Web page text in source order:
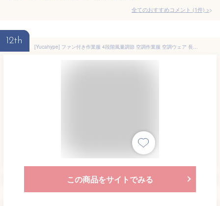
全てのおすすめコメント (1件) >
12th
[Yucahype] ファン付き作業服 4段階風量調節 空調作業服 空調ウェア 長袖 ファン付きジャケット フード付き 防水加工 大風量 作業着 扇風服 ワークウェア 熱中症対策 猛暑対策 室外作業 農作業(3XL ブラック)
この商品をサイトでみる